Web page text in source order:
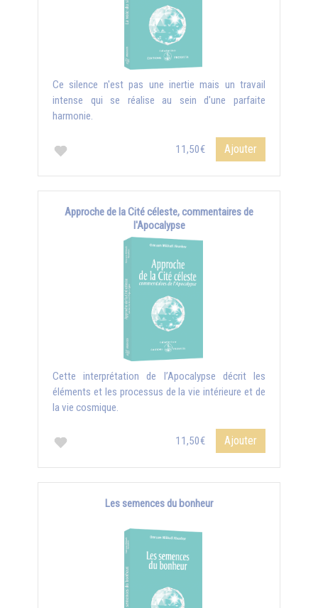
Ce silence n'est pas une inertie mais un travail
intense qui se réalise au sein d'une parfaite
harmonie.
11,50€ Ajouter
Approche de la Cité céleste, commentaires de
l'Apocalypse
Cette interprétation de l’Apocalypse décrit les
éléments et les processus de la vie intérieure et de
la vie cosmique.
11,50€ Ajouter
Les semences du bonheur